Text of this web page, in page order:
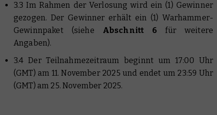
3.3 Im Rahmen der Verlosung wird ein (1) Gewinner
gezogen. Der Gewinner erhält ein (1) Warhammer-
Gewinnpaket (siehe Abschnitt 6 für weitere
Angaben).
3.4 Der Teilnahmezeitraum beginnt um 17:00 Uhr
(GMT) am 11. November 2025 und endet um 23:59 Uhr
(GMT) am 25. November 2025.